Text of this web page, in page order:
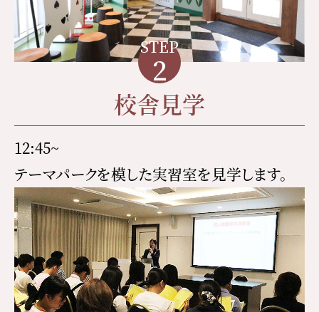
STEP
2
校舎見学
12:45~
テーマパークを模した実習室を見学します。